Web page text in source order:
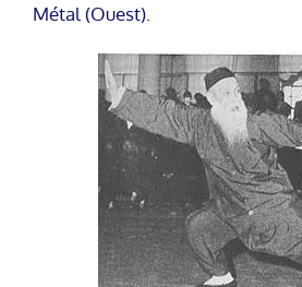
Métal (Ouest).